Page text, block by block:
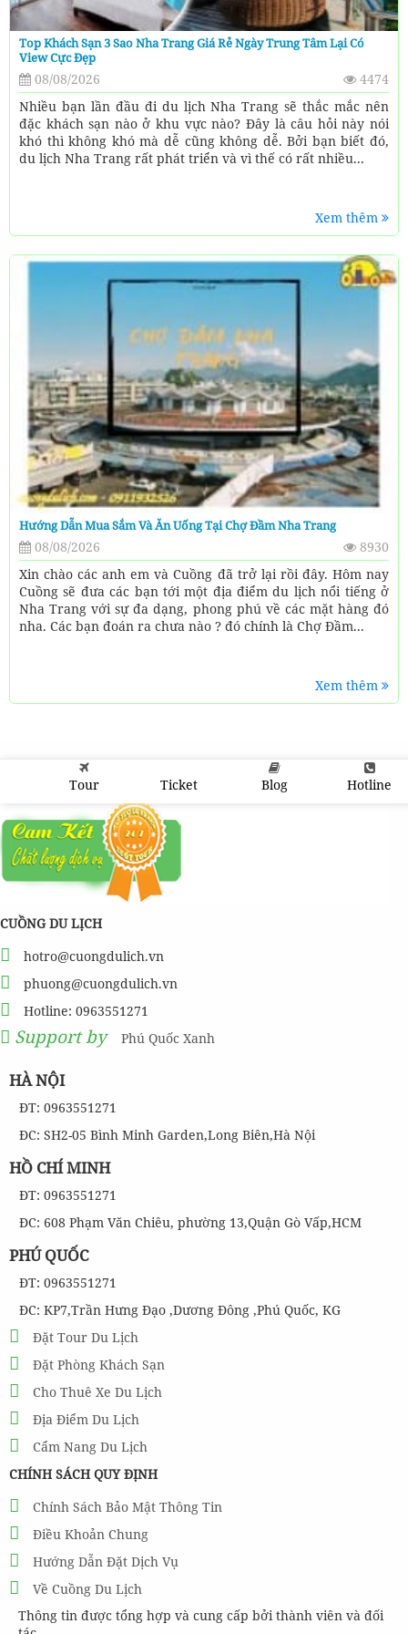
Top Khách Sạn 3 Sao Nha Trang Giá Rẻ Ngày Trung Tâm Lại Có
View Cực Đẹp
08/08/2026
4474
Nhiều bạn lần đầu đi du lịch Nha Trang sẽ thắc mắc nên
đặc khách sạn nào ở khu vực nào? Đây là câu hỏi này nói
khó thì không khó mà dễ cũng không dễ. Bởi bạn biết đó,
du lịch Nha Trang rất phát triển và vì thế có rất nhiều...
Xem thêm
Hướng Dẫn Mua Sắm Và Ăn Uống Tại Chợ Đầm Nha Trang
08/08/2026
8930
Xin chào các anh em và Cuồng đã trở lại rồi đây. Hôm nay
Cuồng sẽ đưa các bạn tới một địa điểm du lịch nổi tiếng ở
Nha Trang với sự đa dạng, phong phú về các mặt hàng đó
nha. Các bạn đoán ra chưa nào ? đó chính là Chợ Đầm...
Xem thêm
Tour Ticket Blog Hotline
CUỒNG DU LỊCH
hotro@cuongdulich.vn
phuong@cuongdulich.vn
Hotline: 0963551271
Support by Phú Quốc Xanh
HÀ NỘI
ĐT: 0963551271
ĐC: SH2-05 Bình Minh Garden,Long Biên,Hà Nội
HỒ CHÍ MINH
ĐT: 0963551271
ĐC: 608 Phạm Văn Chiêu, phường 13,Quận Gò Vấp,HCM
PHÚ QUỐC
ĐT: 0963551271
ĐC: KP7,Trần Hưng Đạo ,Dương Đông ,Phú Quốc, KG
Đặt Tour Du Lịch
Đặt Phòng Khách Sạn
Cho Thuê Xe Du Lịch
Địa Điểm Du Lịch
Cẩm Nang Du Lịch
CHÍNH SÁCH QUY ĐỊNH
Chính Sách Bảo Mật Thông Tin
Điều Khoản Chung
Hướng Dẫn Đặt Dịch Vụ
Về Cuồng Du Lịch
Thông tin được tổng hợp và cung cấp bởi thành viên và đối